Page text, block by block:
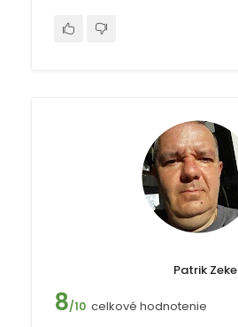
Patrik Zeke
8/10 celkové hodnotenie